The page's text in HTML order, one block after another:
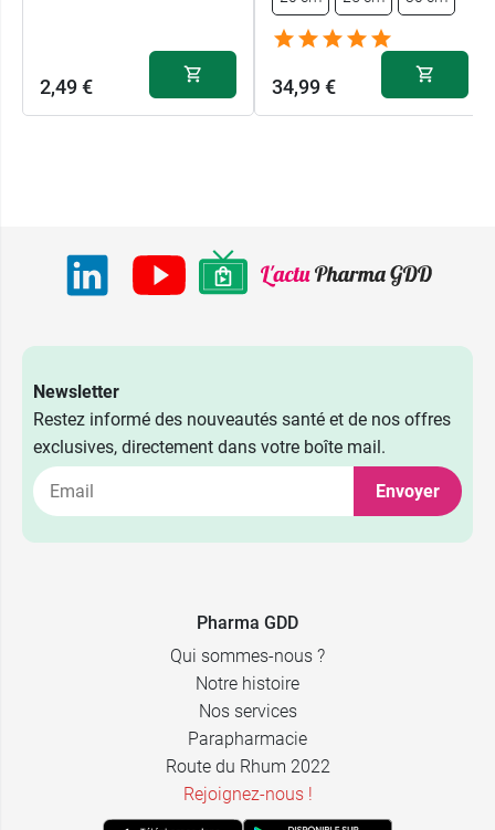
2,49 € 34,99 €
L - Ecru - 20
cm
34,99 €
34,99 €
cm
34,99 €
34,99 €
34,99 €
cm
Denim - S - 25
cm
25 cm
L - Denim - 25
Newsletter
Restez informé des nouveautés santé et de nos offres
exclusives, directement dans votre boîte mail.
Envoyer
Pharma GDD
Qui sommes-nous ?
Notre histoire
Nos services
Parapharmacie
Route du Rhum 2022
Rejoignez-nous !